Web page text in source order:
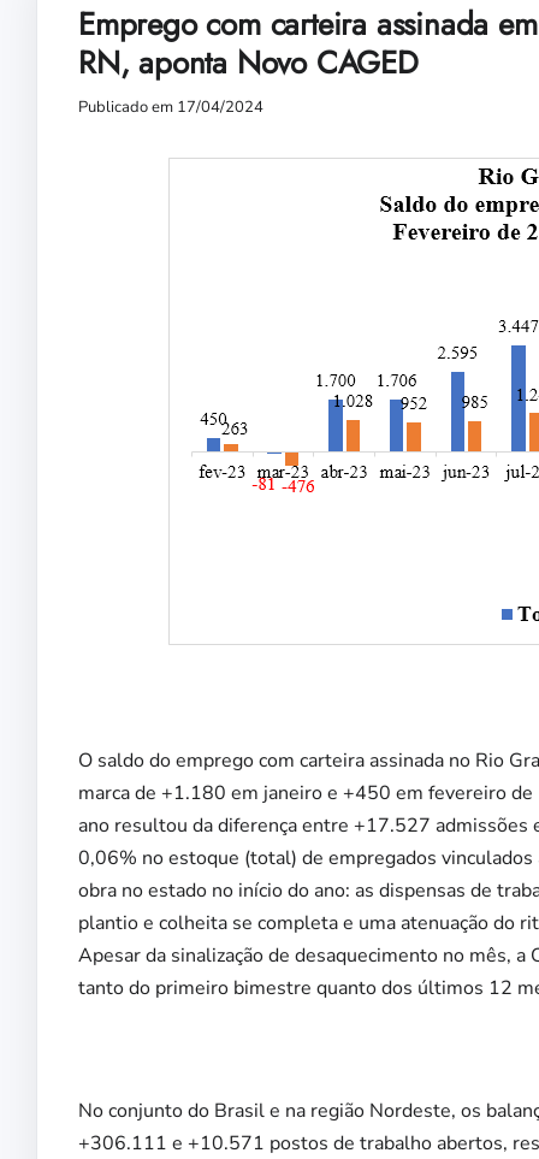
Emprego com carteira assinada
RN, aponta Novo CAGED
Publicado em 17/04/2024
O saldo do emprego com carteira assinada no Rio
marca de +1.180 em janeiro e +450 em fevereiro
ano resultou da diferença entre +17.527
0,06% no estoque (total) de empregados
obra no estado no início do ano: as dispensas de
plantio e colheita se completa e uma atenuação do
Apesar da sinalização de desaquecimento no mês,
tanto do primeiro bimestre quanto dos últimos 12
No conjunto do Brasil e na região Nordeste, os
+306.111 e +10.571 postos de trabalho abertos,